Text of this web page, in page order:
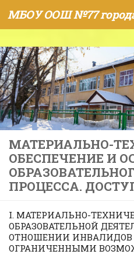
Skip to content
МБОУ ООШ №77
МАТЕРИАЛЬНО-
ОБЕСПЕЧЕНИЕ И
ПРОЦЕССА.
I. МАТЕРИАЛЬНО-
ОБРАЗОВАТЕЛЬНОЙ
ОТНОШЕНИИ
ОГРАНИЧЕННЫМИ